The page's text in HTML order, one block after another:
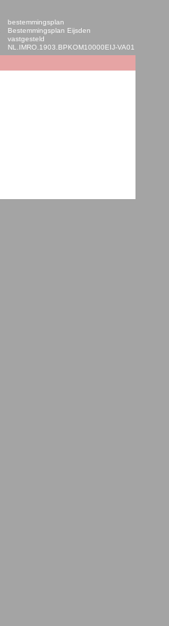
bestemmingsplan
Bestemmingsplan Eijsden
vastgesteld
NL.IMRO.1903.BPKOM10000EIJ-VA01